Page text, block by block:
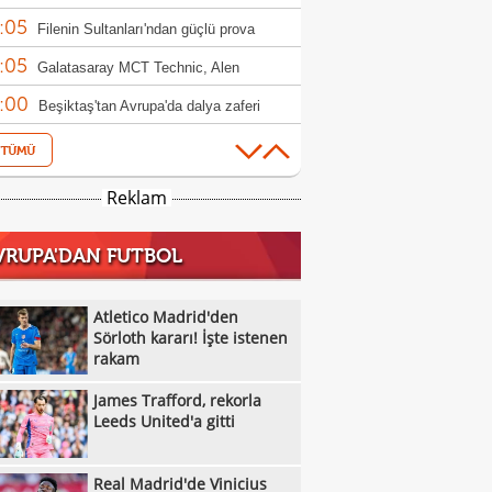
Filenin Sultanları'ndan güçlü prova
Galatasaray MCT Technic, Alen
kadrosuna kattı
Beşiktaş'tan Avrupa'da dalya zaferi
Beşiktaş Kadın Futbol Takımı, üç golle
Emirhan Topçu: "Topun oraya geleceğini
Beşiktaş'ta inanılmaz rakam: Alexander
Galatasaray'dan suç duyurusu
James Trafford, rekorla Leeds United'a
Kassoum Ouattara, 6 dakikada kırmızı
gördü!Aleksey Batrakov için Galatasaray
Reklam
FUTBOL
Atletico Madrid'den
Sörloth kararı! İşte istenen
rakam
James Trafford, rekorla
Leeds United'a gitti
Real Madrid'de Vinicius